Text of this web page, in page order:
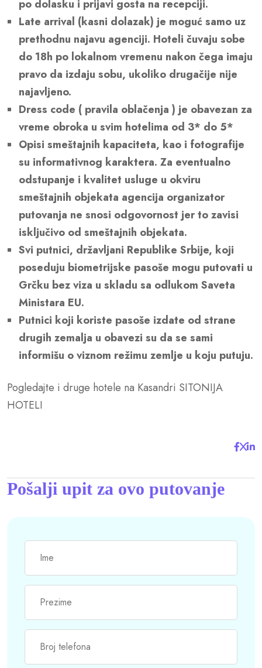
po dolasku i prijavi gosta na recepciji.
Late arrival (kasni dolazak) je moguć samo uz
prethodnu najavu agenciji. Hoteli čuvaju sobe
do 18h po lokalnom vremenu nakon čega imaju
pravo da izdaju sobu, ukoliko drugačije nije
najavljeno.
Dress code ( pravila oblačenja ) je obavezan za
vreme obroka u svim hotelima od 3* do 5*
Opisi smeštajnih kapaciteta, kao i fotografije
su informativnog karaktera. Za eventualno
odstupanje i kvalitet usluge u okviru
smeštajnih objekata agencija organizator
putovanja ne snosi odgovornost jer to zavisi
isključivo od smeštajnih objekata.
Svi putnici, državljani Republike Srbije, koji
poseduju biometrijske pasoše mogu putovati u
Grčku bez viza u skladu sa odlukom Saveta
Ministara EU.
Putnici koji koriste pasoše izdate od strane
drugih zemalja u obavezi su da se sami
informišu o viznom režimu zemlje u koju putuju.
Pogledajte i druge hotele na Kasandri SITONIJA
HOTELI
Pošalji upit za ovo putovanje